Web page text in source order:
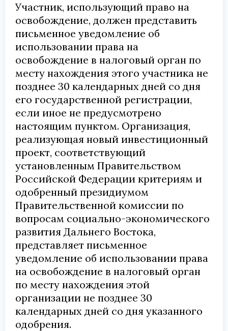
Участник, использующий право на
освобождение, должен представить
письменное уведомление об
использовании права на
освобождение в налоговый орган по
месту нахождения этого участника не
позднее 30 календарных дней со дня
его государственной регистрации,
если иное не предусмотрено
настоящим пунктом. Организация,
реализующая новый инвестиционный
проект, соответствующий
установленным Правительством
Российской Федерации критериям и
одобренный президиумом
Правительственной комиссии по
вопросам социально-экономического
развития Дальнего Востока,
представляет письменное
уведомление об использовании права
на освобождение в налоговый орган
по месту нахождения этой
организации не позднее 30
календарных дней со дня указанного
одобрения.